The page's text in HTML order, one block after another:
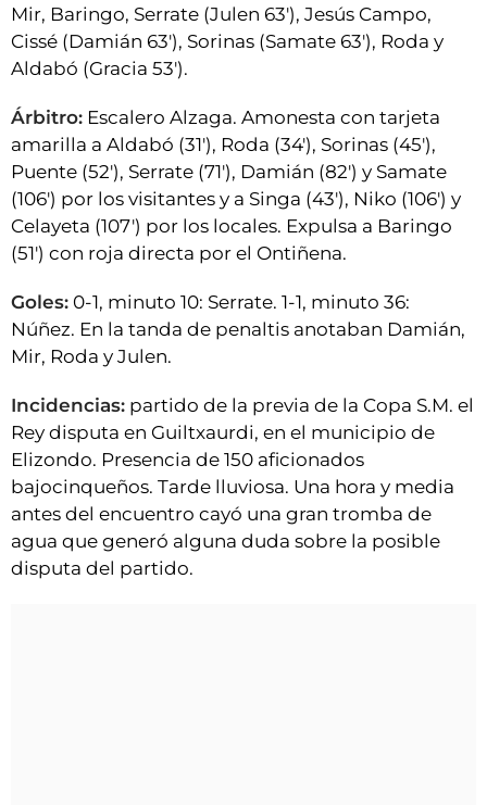
Mir, Baringo, Serrate (Julen 63'), Jesús Campo,
Cissé (Damián 63'), Sorinas (Samate 63'), Roda y
Aldabó (Gracia 53').
Árbitro: Escalero Alzaga. Amonesta con tarjeta
amarilla a Aldabó (31'), Roda (34'), Sorinas (45'),
Puente (52'), Serrate (71'), Damián (82') y Samate
(106') por los visitantes y a Singa (43'), Niko (106') y
Celayeta (107') por los locales. Expulsa a Baringo
(51') con roja directa por el Ontiñena.
Goles: 0-1, minuto 10: Serrate. 1-1, minuto 36:
Núñez. En la tanda de penaltis anotaban Damián,
Mir, Roda y Julen.
Incidencias: partido de la previa de la Copa S.M. el
Rey disputa en Guiltxaurdi, en el municipio de
Elizondo. Presencia de 150 aficionados
bajocinqueños. Tarde lluviosa. Una hora y media
antes del encuentro cayó una gran tromba de
agua que generó alguna duda sobre la posible
disputa del partido.